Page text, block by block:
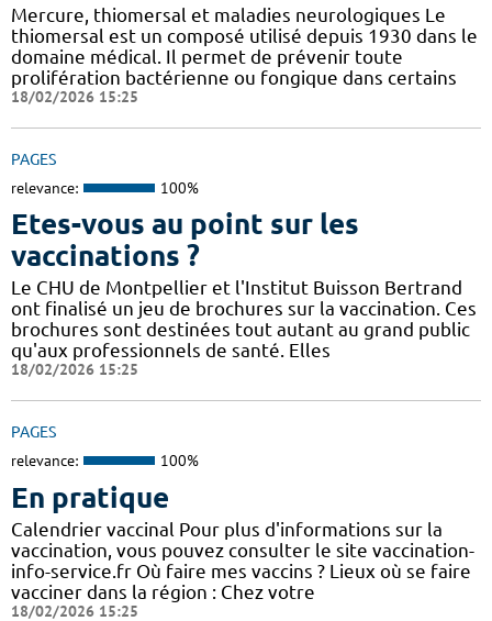
Mercure, thiomersal et maladies neurologiques Le
thiomersal est un composé utilisé depuis 1930 dans le
domaine médical. Il permet de prévenir toute
prolifération bactérienne ou fongique dans certains
18/02/2026 15:25
PAGES
relevance: 100%
Etes-vous au point sur les
vaccinations ?
Le CHU de Montpellier et l'Institut Buisson Bertrand
ont finalisé un jeu de brochures sur la vaccination. Ces
brochures sont destinées tout autant au grand public
qu'aux professionnels de santé. Elles
18/02/2026 15:25
PAGES
relevance: 100%
En pratique
Calendrier vaccinal Pour plus d'informations sur la
vaccination, vous pouvez consulter le site vaccination-
info-service.fr Où faire mes vaccins ? Lieux où se faire
vacciner dans la région : Chez votre
18/02/2026 15:25